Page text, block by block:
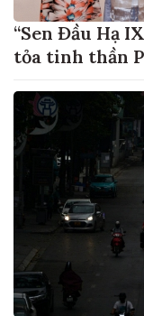
“Sen Đầu Hạ
tỏa tinh thần